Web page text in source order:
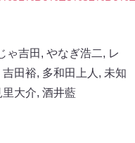
ゃ吉田 , やなぎ浩二, レ
吉田裕, 多和田上人 , 未知
里大介, 酒井藍